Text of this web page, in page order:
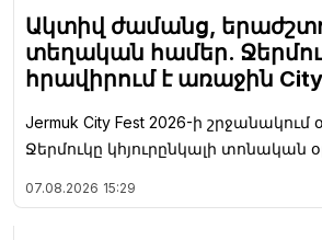
Ակտիվ ժամանց,
տեղական համեր.
հրավիրում է առաջին
Jermuk City Fest 2026-ի շրջանակում
Ջերմուկը կհյուրընկալի տոնական
07.08.2026 15:29